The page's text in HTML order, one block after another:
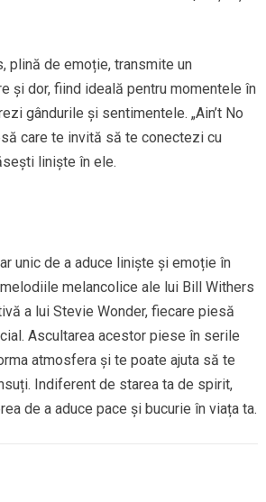
plină de emoție, transmite un
și dor, fiind ideală pentru momentele în
gândurile și sentimentele. „Ain’t No
care te invită să te conectezi cu
liniște în ele.
unic de a aduce liniște și emoție în
melancolice ale lui Bill Withers
a lui Stevie Wonder, fiecare piesă
Ascultarea acestor piese în serile
atmosfera și te poate ajuta să te
Indiferent de starea ta de spirit,
de a aduce pace și bucurie în viața ta.